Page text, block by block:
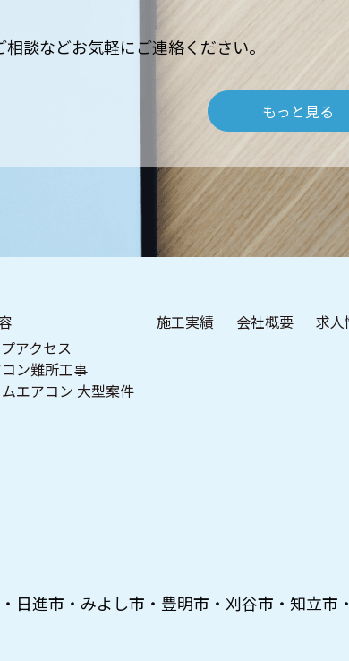
談などお気軽にご連絡ください。
もっと見る
アクセス
ン難所工事
エアコン 大型案件
施工実績 会社概要 求人
進市・みよし市・豊明市・刈谷市・知立市